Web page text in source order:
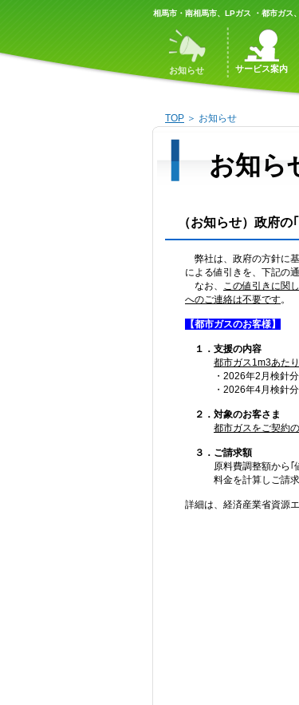
相馬市・南相馬市、LPガス ・都市ガス
お知らせ サービス案内
TOP ＞ お知らせ
お知ら
（お知らせ）政府
弊社は、政府の方針に基
による値引きを、下記の
なお、 この値引きに関
へのご連絡は不要です。
【都市ガスのお客様】
１．支援の内容
都市ガス1m3あた
・ 2026年2月検針
・2026年4月検針分
２．対象のお客さま
都市ガスをご契約
３．ご請求額
原料費調整額から｢値
料金を計算しご請求
詳細は、経済産業省資源